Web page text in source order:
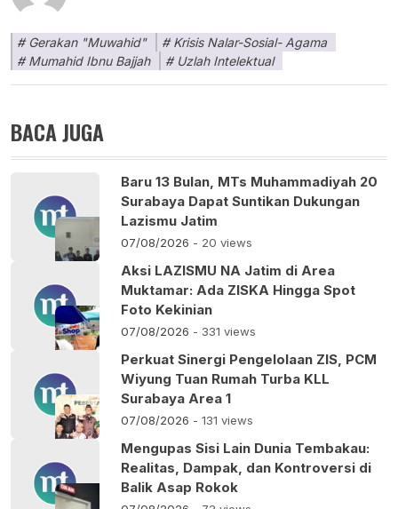
Gerakan "Muwahid"
Krisis Nalar-Sosial- Agama
Mumahid Ibnu Bajjah
Uzlah Intelektual
BACA JUGA
Baru 13 Bulan, MTs Muhammadiyah 20
Surabaya Dapat Suntikan Dukungan
Lazismu Jatim
07/08/2026 - 20 views
Aksi LAZISMU NA Jatim di Area
Muktamar: Ada ZISKA Hingga Spot
Foto Kekinian
07/08/2026 - 331 views
Perkuat Sinergi Pengelolaan ZIS, PCM
Wiyung Tuan Rumah Turba KLL
Surabaya Area 1
07/08/2026 - 131 views
Mengupas Sisi Lain Dunia Tembakau:
Realitas, Dampak, dan Kontroversi di
Balik Asap Rokok